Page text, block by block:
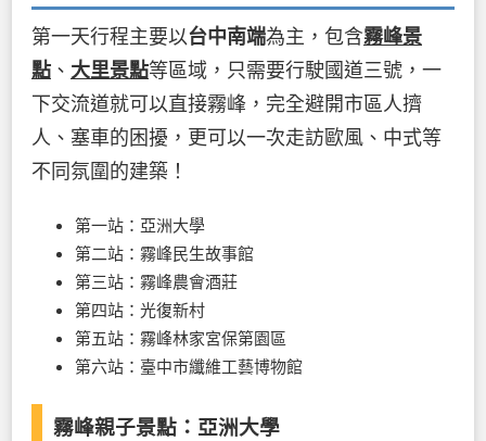
第一天行程主要以台中南端為主，包含霧峰景
點 、 大里景點等區域，只需要行駛國道三號，一
下交流道就可以直接霧峰，完全避開市區人擠
人、塞車的困擾，更可以一次走訪歐風、中式等
不同氛圍的建築！
第一站：亞洲大學
第二站：霧峰民生故事館
第三站：霧峰農會酒莊
第四站：光復新村
第五站：霧峰林家宮保第園區
第六站：臺中市纖維工藝博物館
霧峰親子景點：亞洲大學